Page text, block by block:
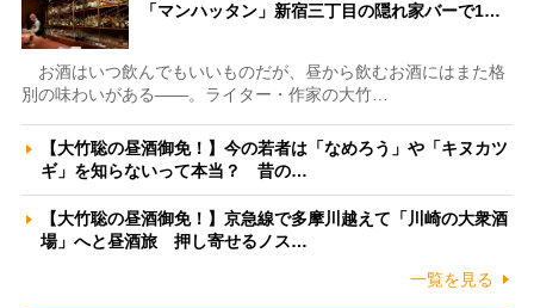
「マンハッタン」新宿三丁目の隠れ家バーで1…
お酒はいつ飲んでもいいものだが、昼から飲むお酒にはまた格
別の味わいがある――。ライター・作家の大竹…
【大竹聡の昼酒御免！】今の若者は「なめろう」や「キヌカツ
ギ」を知らないって本当？ 昔の…
【大竹聡の昼酒御免！】京急線で多摩川越えて「川崎の大衆酒
場」へと昼酒旅 押し寄せるノス…
一覧を見る